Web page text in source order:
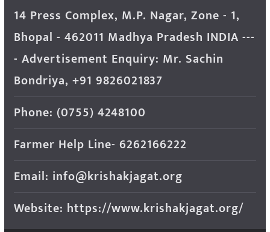
14 Press Complex, M.P. Nagar, Zone - 1,
Bhopal - 462011 Madhya Pradesh INDIA ---
- Advertisement Enquiry: Mr. Sachin
Bondriya, +91 9826021837
Phone: (0755) 4248100
Farmer Help Line- 6262166222
Email: info@krishakjagat.org
Website: https://www.krishakjagat.org/